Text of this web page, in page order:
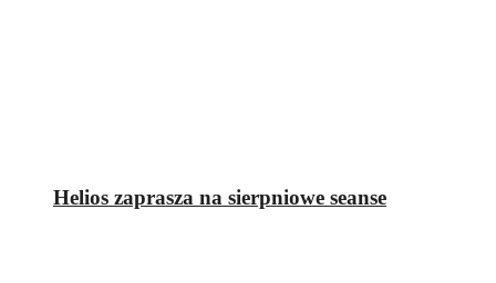
Helios zaprasza na sierpniowe seanse